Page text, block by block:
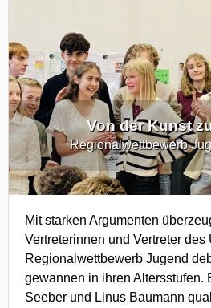
Von der Kunst
Regionalwettbewerb
Mit starken Argumenten
Vertreterinnen und Vertreter des
Regionalwettbewerb Jugend
gewannen in ihren Altersstufen.
Seeber und Linus Baumann